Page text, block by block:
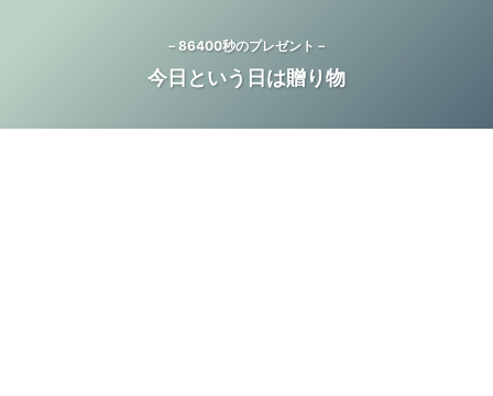
－86400秒のプレゼント－
今日という日は贈り物